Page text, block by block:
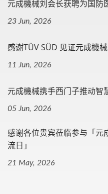
元成機械刘会长获聘为国防
23 Jun, 2026
感谢TÜV SÜD 见证元成機
11 Jun, 2026
元成機械携手西门子推动智
05 Jun, 2026
感谢各位贵宾莅临参与「元
流日」
21 May, 2026